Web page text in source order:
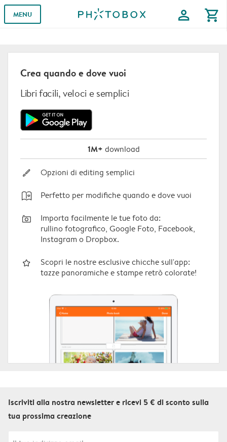
MENU profile shopping_cart
Crea quando e dove vuoi
Libri facili, veloci e semplici
brush Opzioni di editing semplici
open_book Perfetto per modifiche quando e dove vuoi
camera
Importa facilmente le tue foto da:
rullino fotografico, Google Foto, Facebook,
Instagram o Dropbox.
star_outline
Scopri le nostre esclusive chicche sull'app:
tazze panoramiche e stampe retrò colorate!
1M+ download
Iscriviti alla nostra newsletter e ricevi 5 € di sconto sulla
tua prossima creazione